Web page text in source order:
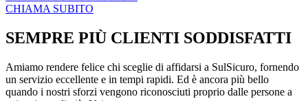
CHIAMA SUBITO
SEMPRE PIÙ CLIENTI SODDISFATTI
Amiamo rendere felice chi sceglie di affidarsi a SulSicuro, fornendo
un servizio eccellente e in tempi rapidi. Ed è ancora più bello
quando i nostri sforzi vengono riconosciuti proprio dalle persone a